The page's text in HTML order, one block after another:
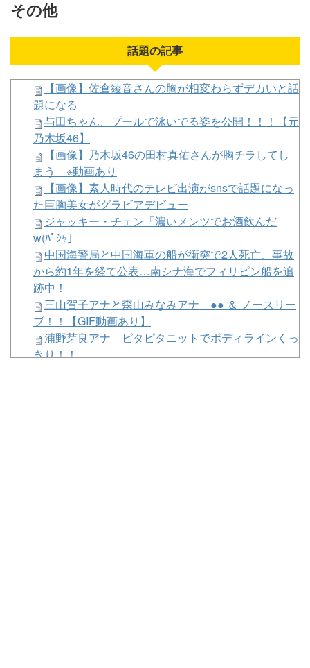
その他
話題の記事
【画像】佐倉綾音さんの胸が相変わらずデカいと話
題になる
与田ちゃん、プールで泳いでる姿を公開！！！【元
乃木坂46】
【画像】乃木坂46の田村真佑さんが胸チラしてし
まう ※動画あり
【画像】素人時代のテレビ出演がsnsで話題になっ
た巨胸美女がグラビアデビュー
ジャッキー・チェン「濃いメンツでお酒飲んだ
w(ﾊﾟｼｬ」
中国海警局と中国海軍の船が衝突で2人死亡、事故
から約1年を経て公表…南シナ海でフィリピン船を追
跡中！
三山賀子アナと森山みなみアナ ●● ＆ ノースリー
ブ！！【GIF動画あり】
浦野芽良アナ ピタピタニットでボディラインくっ
きり！！